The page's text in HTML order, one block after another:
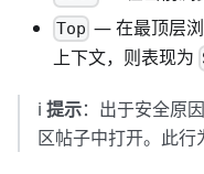
Top — 在最顶层
上下文，则表现为
ℹ️ 提示：出于安全原
区帖子中打开。此行